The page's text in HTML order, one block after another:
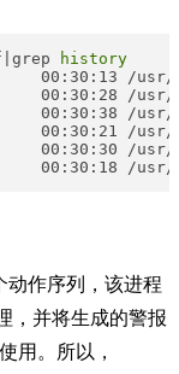
history
00:30:13 /
00:30:28 /
00:30:38 /
00:30:21 /
00:30:30 /
00:30:18 /
作序列，该进程
并将生成的警报
。所以，